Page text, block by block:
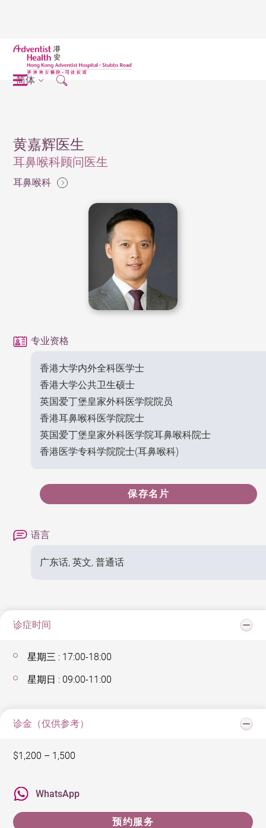
简体
黄嘉辉医生
耳鼻喉科顾问医生
耳鼻喉科
专业资格
香港大学内外全科医学士
香港大学公共卫生硕士
英国爱丁堡皇家外科医学院院员
香港耳鼻喉科医学院院士
英国爱丁堡皇家外科医学院耳鼻喉科院士
香港医学专科学院院士(耳鼻喉科)
保存名片
语言
广东话, 英文, 普通话
诊症时间
星期三 : 17:00-18:00
星期日 : 09:00-11:00
诊金（仅供参考）
$1,200 – 1,500
WhatsApp
预约服务